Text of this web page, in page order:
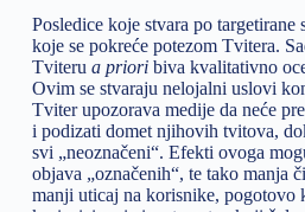
Posledice koje stvara po targetirane
koje se pokreće potezom Tvitera.
Tviteru a priori biva kvalitativno
Ovim se stvaraju nelojalni uslovi
Tviter upozorava medije da neće
i podizati domet njihovih tvitova,
svi „neoznačeni“. Efekti ovoga
objava „označenih“, te tako manja
manji uticaj na korisnike, pogotovo